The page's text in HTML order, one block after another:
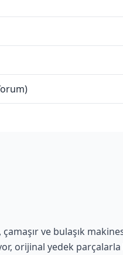
ve bulaşık
orijinal yedek parçalarla